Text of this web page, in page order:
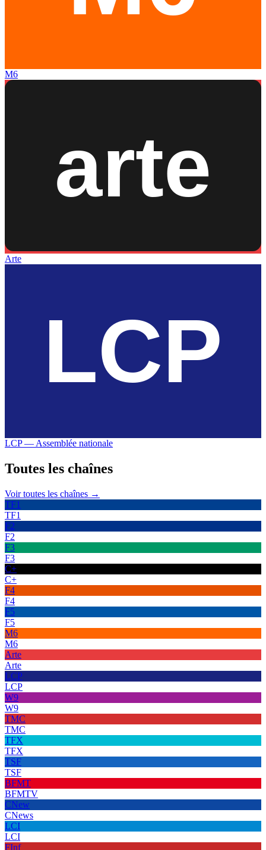
M6
Arte
LCP — Assemblée nationale
Toutes les chaînes
Voir toutes les chaînes →
TF1
TF1
F2
F2
F3
F3
C+
C+
F4
F4
F5
F5
M6
M6
Arte
Arte
LCP
LCP
W9
W9
TMC
TMC
TFX
TFX
TSF
TSF
BFMT
BFMTV
CNew
CNews
LCI
LCI
FInf